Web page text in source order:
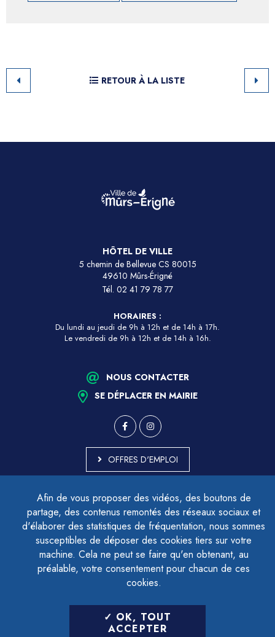
Afin de vous proposer des vidéos, des boutons de
partage, des contenus remontés des réseaux sociaux et
d'élaborer des statistiques de fréquentation, nous sommes
susceptibles de déposer des cookies tiers sur votre
machine. Cela ne peut se faire qu'en obtenant, au
préalable, votre consentement pour chacun de ces
cookies.
OK, TOUT
ACCEPTER
RETOUR À LA LISTE
HÔTEL DE VILLE
5 chemin de Bellevue CS 80015
49610 Mûrs-Érigné
Tél. 02 41 79 78 77
HORAIRES :
Du lundi au jeudi de 9h à 12h et de 14h à 17h.
Le vendredi de 9h à 12h et de 14h à 16h.
NOUS CONTACTER
SE DÉPLACER EN MAIRIE
OFFRES D'EMPLOI
ACCESSIBILITÉ - PARTIELLEMENT CONFORME
PLAN DU SITE
MENTIONS LÉGALES
CONTACTER LE DÉLÉGUÉ À LA PROTECTION DES DONNÉES
GESTION DES COOKIES
LETTRE D'INFORMATION
SAISIR VOTRE ADRESSE E-MAIL
POUR VOUS INSCRIRE :